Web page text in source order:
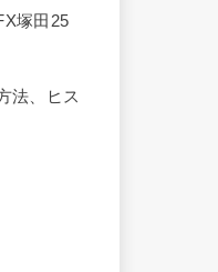
塚田25
法、ヒス